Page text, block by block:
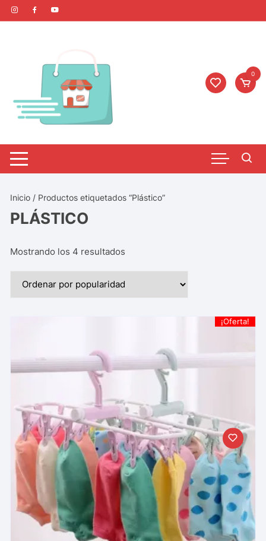
0
Inicio / Productos etiquetados “Plástico”
PLÁSTICO
Mostrando los 4 resultados
¡Oferta!